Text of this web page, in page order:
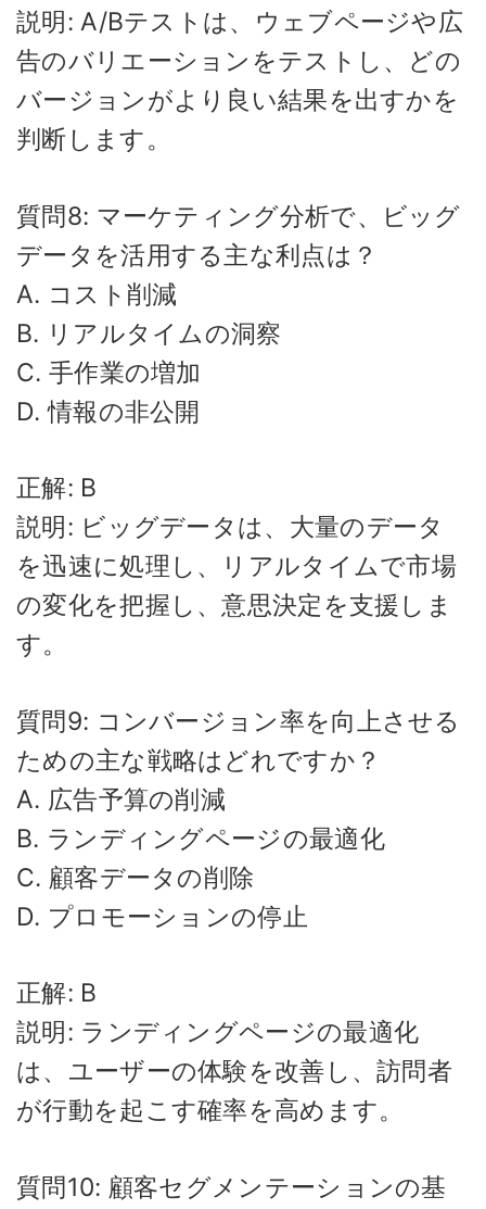
説明: A/Bテストは、ウェブページや広
告のバリエーションをテストし、どの
バージョンがより良い結果を出すかを
判断します。
質問8: マーケティング分析で、ビッグ
データを活用する主な利点は？
A. コスト削減
B. リアルタイムの洞察
C. 手作業の増加
D. 情報の非公開
正解: B
説明: ビッグデータは、大量のデータ
を迅速に処理し、リアルタイムで市場
の変化を把握し、意思決定を支援しま
す。
質問9: コンバージョン率を向上させる
ための主な戦略はどれですか？
A. 広告予算の削減
B. ランディングページの最適化
C. 顧客データの削除
D. プロモーションの停止
正解: B
説明: ランディングページの最適化
は、ユーザーの体験を改善し、訪問者
が行動を起こす確率を高めます。
質問10: 顧客セグメンテーションの基